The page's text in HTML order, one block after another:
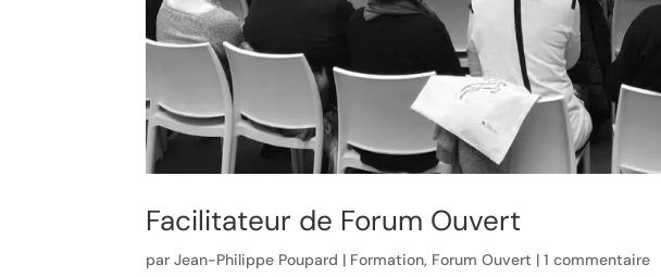
Facilitateur de Forum Ouvert
parJean-Philippe Poupard | Formation, Forum Ouvert |1 commentaire